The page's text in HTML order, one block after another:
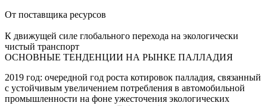
От поставщика ресурсов
К движущей силе глобального перехода на экологически
чистый транспорт
ОСНОВНЫЕ ТЕНДЕНЦИИ НА РЫНКЕ ПАЛЛАДИЯ
2019 год: очередной год роста котировок палладия, связанный
с устойчивым увеличением потребления в автомобильной
промышленности на фоне ужесточения экологических